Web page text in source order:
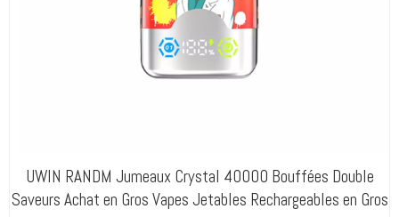
UWIN RANDM Jumeaux Crystal 40000 Bouffées Double
Saveurs Achat en Gros Vapes Jetables Rechargeables en Gros